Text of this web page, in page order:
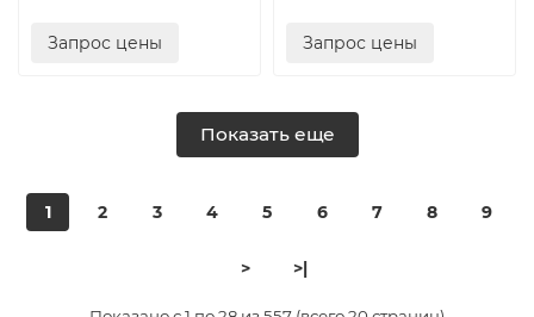
Запрос цены Запрос цены
Показать еще
1 2 3 4 5 6 7 8 9
> >|